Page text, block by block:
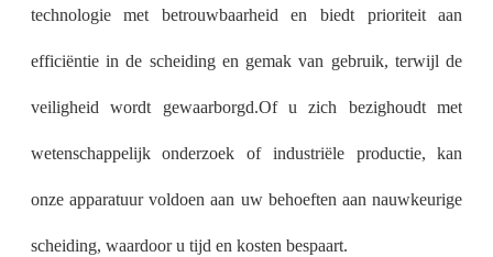
technologie met betrouwbaarheid en biedt prioriteit aan
efficiëntie in de scheiding en gemak van gebruik, terwijl de
veiligheid wordt gewaarborgd.Of u zich bezighoudt met
wetenschappelijk onderzoek of industriële productie, kan
onze apparatuur voldoen aan uw behoeften aan nauwkeurige
scheiding, waardoor u tijd en kosten bespaart.